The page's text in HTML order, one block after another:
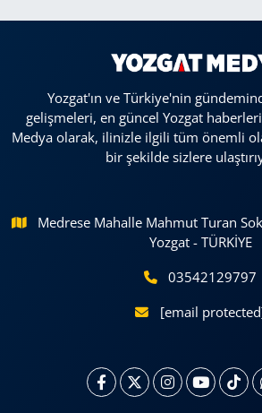
Yozgat'ın ve Türkiye'nin
gelişmeleri, en güncel Yozgat
Medya olarak, ilinizle ilgili tüm önemli
bir şekilde sizlere
Medrese Mahalle Mahmut Turan
Yozgat - TÜRKİYE
03542129797
[email